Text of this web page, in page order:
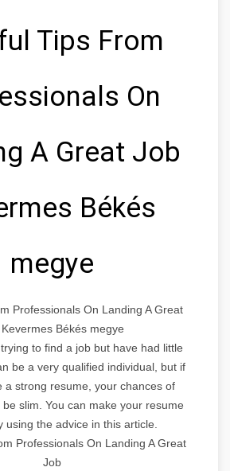
Tips From
On
A Great Job
Békés
megye
Professionals On Landing A Great
Békés megye
to find a job but have had little
be a very qualified individual, but if
a strong resume, your chances of
slim. You can make your resume
using the advice in this article.
Professionals On Landing A Great
Job